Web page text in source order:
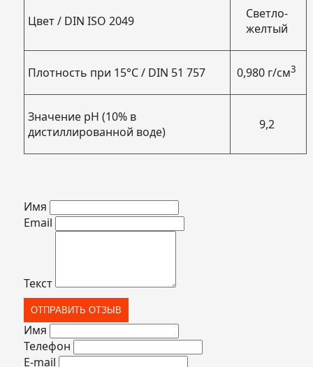
Цвет / DIN ISO 2049
Светло-
желтый
Плотность при 15°C / DIN 51 757 0,980 г/см3
Значение рН (10% в
дистиллированной воде)
9,2
Имя
Email
Текст
Имя
Телефон
E-mail